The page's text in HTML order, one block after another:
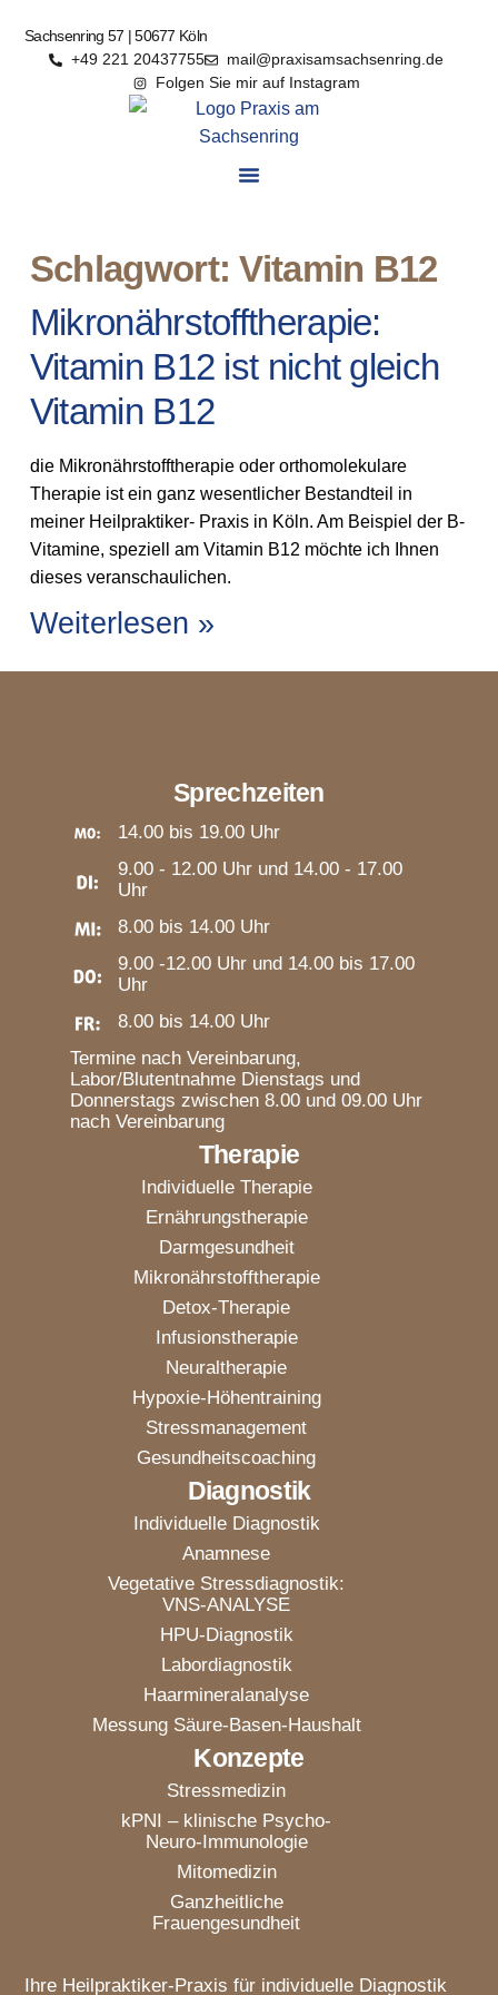
Sachsenring 57 | 50677 Köln
+49 221 20437755
mail@praxisamsachsenring.de
Folgen Sie mir auf Instagram
Schlagwort: Vitamin B12
Mikronährstofftherapie:
Vitamin B12 ist nicht gleich
Vitamin B12
die Mikronährstofftherapie oder orthomolekulare
Therapie ist ein ganz wesentlicher Bestandteil in
meiner Heilpraktiker- Praxis in Köln. Am Beispiel der B-
Vitamine, speziell am Vitamin B12 möchte ich Ihnen
dieses veranschaulichen.
Weiterlesen »
Ihre Heilpraktiker-Praxis für individuelle Diagnostik
Konzepte
Stressmedizin
kPNI – klinische Psycho-
Neuro-Immunologie
Mitomedizin
Ganzheitliche
Frauengesundheit
Diagnostik
Individuelle Diagnostik
Anamnese
Vegetative Stressdiagnostik:
VNS-ANALYSE
HPU-Diagnostik
Labordiagnostik
Haarmineralanalyse
Messung Säure-Basen-Haushalt
Therapie
Individuelle Therapie
Ernährungstherapie
Darmgesundheit
Mikronährstofftherapie
Detox-Therapie
Infusionstherapie
Neuraltherapie
Hypoxie-Höhentraining
Stressmanagement
Gesundheitscoaching
Sprechzeiten
14.00 bis 19.00 Uhr
9.00 - 12.00 Uhr und 14.00 - 17.00
Uhr
8.00 bis 14.00 Uhr
9.00 -12.00 Uhr und 14.00 bis 17.00
Uhr
8.00 bis 14.00 Uhr
Termine nach Vereinbarung,
Labor/Blutentnahme Dienstags und
Donnerstags zwischen 8.00 und 09.00 Uhr
nach Vereinbarung